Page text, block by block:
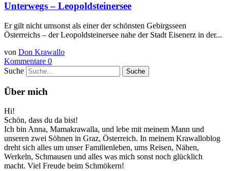
Unterwegs – Leopoldsteinersee
Er gilt nicht umsonst als einer der schönsten Gebirgsseen
Österreichs – der Leopoldsteinersee nahe der Stadt Eisenerz in der...
von Don Krawallo
Kommentare 0
Suche
Über mich
Hi!
Schön, dass du da bist!
Ich bin Anna, Mamakrawalla, und lebe mit meinem Mann und
unseren zwei Söhnen in Graz, Österreich. In meinem Krawalloblog
dreht sich alles um unser Familienleben, ums Reisen, Nähen,
Werkeln, Schmausen und alles was mich sonst noch glücklich
macht. Viel Freude beim Schmökern!